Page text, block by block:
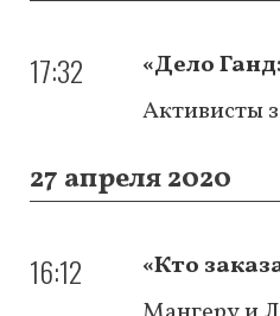
17:32
«Дело
Активисты
27 апреля 2020
16:12
«Кто